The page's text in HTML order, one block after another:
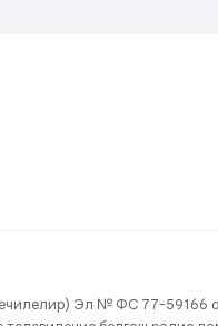
Эл № ФС 77-59166